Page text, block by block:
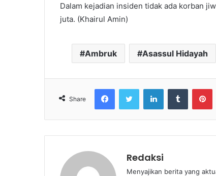
Dalam kejadian insiden tidak ada korban
juta. (Khairul Amin)
Ambruk Asassul Hidayah
Share
FacebookTwitter LinkedInTumblr
Redaksi
Menyajikan berita yang